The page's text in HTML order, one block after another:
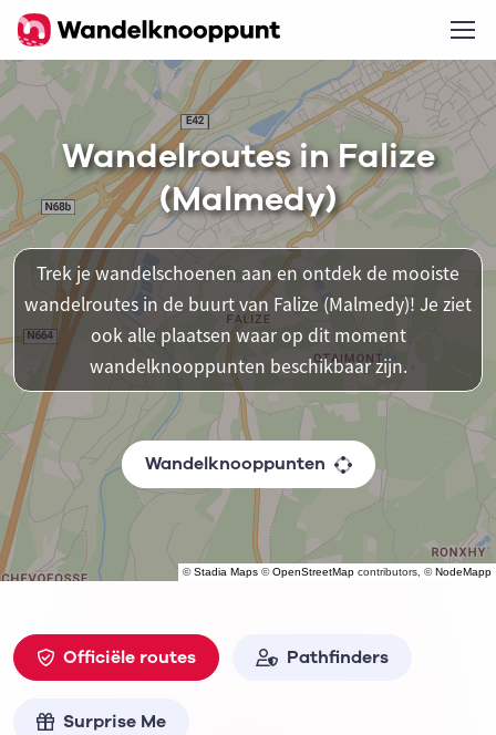
©Stadia Maps ©OpenStreetMap contributors, ©NodeMapp
Wandelroutes in Falize
(Malmedy)
Trek je wandelschoenen aan en ontdek de mooiste
wandelroutes in de buurt van Falize (Malmedy)! Je ziet
ook alle plaatsen waar op dit moment
wandelknooppunten beschikbaar zijn.
Wandelknooppunten
Officiële routes Pathfinders
Surprise Me